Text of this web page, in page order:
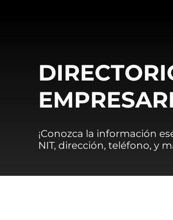
¡Conozca la información
NIT, dirección, teléfono, y